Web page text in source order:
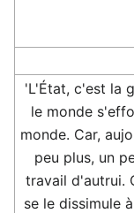
'L'État, c'est la
le monde
monde. Car,
peu plus, un
travail d'autrui.
se le dissimule